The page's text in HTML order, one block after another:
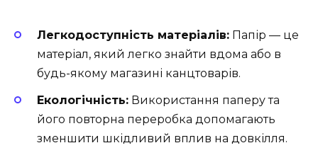
Легкодоступність матеріалів: Папір — це
матеріал, який легко знайти вдома або в
будь-якому магазині канцтоварів.
Екологічність: Використання паперу та
його повторна переробка допомагають
зменшити шкідливий вплив на довкілля.